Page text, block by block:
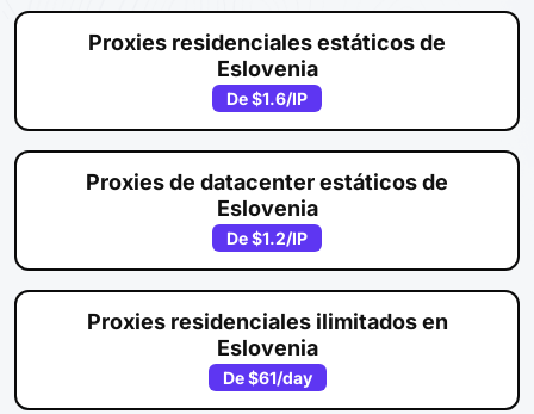
Proxies residenciales estáticos de
Eslovenia
De$1.6/IP
Proxies de datacenter estáticos de
Eslovenia
De$1.2/IP
Proxies residenciales ilimitados en
Eslovenia
De$61/day